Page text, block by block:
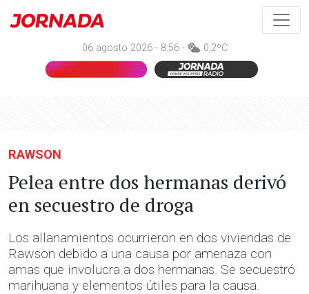
06 agosto 2026 - 8:56 - 0,2ºC
RAWSON
Pelea entre dos hermanas derivó
en secuestro de droga
Los allanamientos ocurrieron en dos viviendas de
Rawson debido a una causa por amenaza con
amas que involucra a dos hermanas. Se secuestró
marihuana y elementos útiles para la causa.